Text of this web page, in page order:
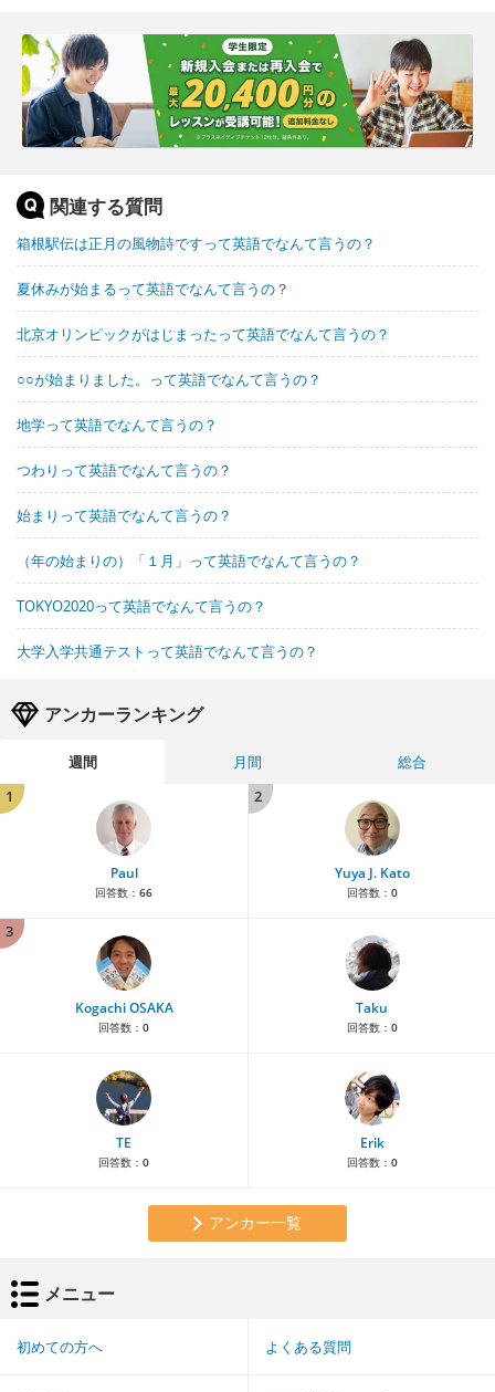
関連する質問
箱根駅伝は正月の風物詩ですって英語でなんて言うの？
夏休みが始まるって英語でなんて言うの？
北京オリンピックがはじまったって英語でなんて言うの？
○○が始まりました。って英語でなんて言うの？
地学って英語でなんて言うの？
つわりって英語でなんて言うの？
始まりって英語でなんて言うの？
（年の始まりの）「１月」って英語でなんて言うの？
TOKYO2020って英語でなんて言うの？
大学入学共通テストって英語でなんて言うの？
アンカーランキング
週間 月間
総合
1
Paul
回答数： 66
2
Yuya J. Kato
回答数： 0
3
Kogachi OSAKA
回答数： 0
Taku
回答数： 0
TE
回答数： 0
Erik
回答数： 0
アンカー一覧
メニュー
初めての方へ よくある質問